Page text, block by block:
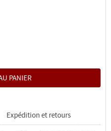
Expédition et retours